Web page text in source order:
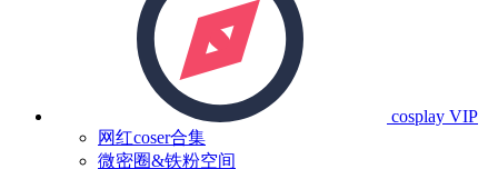
cosplay VIP
网红coser合集
微密圈&铁粉空间